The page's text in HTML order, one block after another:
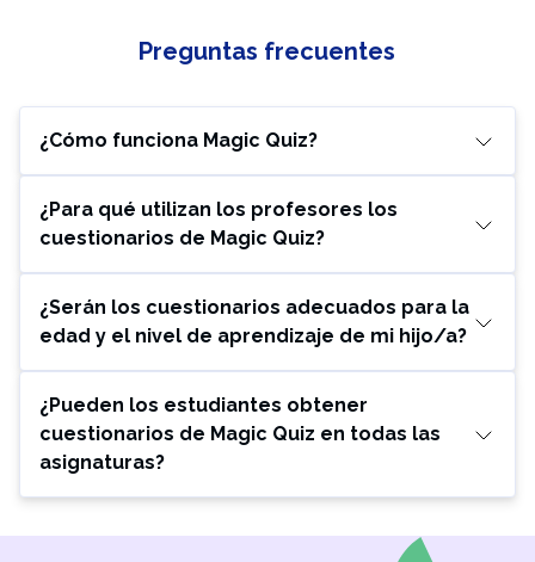
Preguntas frecuentes
¿Cómo funciona Magic Quiz?
¿Para qué utilizan los profesores los
cuestionarios de Magic Quiz?
¿Serán los cuestionarios adecuados para la
edad y el nivel de aprendizaje de mi hijo/a?
¿Pueden los estudiantes obtener
cuestionarios de Magic Quiz en todas las
asignaturas?